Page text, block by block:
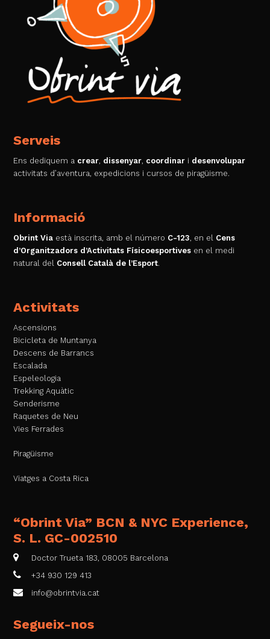
Serveis
Ens dediquem a crear, dissenyar, coordinar i desenvolupar
activitats d’aventura, expedicions i cursos de piragüisme.
Informació
Obrint Via està inscrita, amb el número C-123, en el Cens
d’Organitzadors d’Activitats Físicoesportives en el medi
natural del Consell Català de l’Esport.
Activitats
Ascensions
Bicicleta de Muntanya
Descens de Barrancs
Escalada
Espeleologia
Trekking Aquàtic
Senderisme
Raquetes de Neu
Vies Ferrades
Piragüisme
Viatges a Costa Rica
“Obrint Via” BCN & NYC Experience,
S. L. GC-002510
Doctor Trueta 183, 08005 Barcelona
+34 930 129 413
info@obrintvia.cat
Segueix-nos